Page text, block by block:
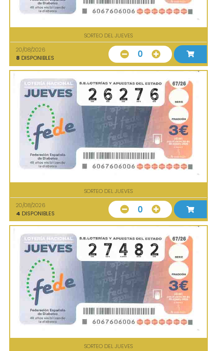
SORTEO DEL JUEVES
20/08/2026
8 DISPONIBLES 0
SORTEO DEL JUEVES
20/08/2026
4 DISPONIBLES 0
SORTEO DEL JUEVES